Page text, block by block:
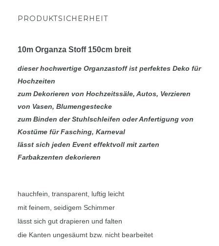
PRODUKTSICHERHEIT
10m Organza Stoff 150cm breit
dieser hochwertige Organzastoff ist perfektes Deko für
Hochzeiten
zum Dekorieren von Hochzeitssäle, Autos, Verzieren
von Vasen, Blumengestecke
zum Binden der Stuhlschleifen oder Anfertigung von
Kostüme für Fasching, Karneval
lässt sich jeden Event effektvoll mit zarten
Farbakzenten dekorieren
hauchfein, transparent, luftig leicht
mit feinem, seidigem Schimmer
lässt sich gut drapieren und falten
die Kanten ungesäumt bzw. nicht bearbeitet